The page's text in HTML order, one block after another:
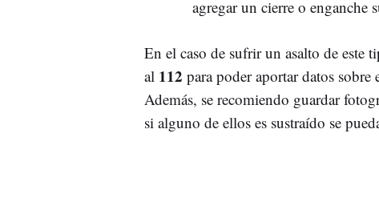
agregar un cierre o enganche
En el caso de sufrir un asalto de este
al 112 para poder aportar datos sobre
Además, se recomiendo guardar
si alguno de ellos es sustraído se